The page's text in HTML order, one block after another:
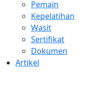
Pemain
Kepelatihan
Wasit
Sertifikat
Dokumen
Artikel